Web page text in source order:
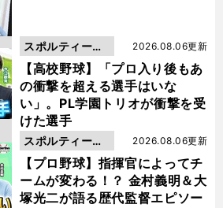
【高校野球】「プロ入り後もあ
の衝撃を超える選手はいな
い」。PL学園トリオが衝撃を受
けた選手
2026.08.06更新
スポルティーバ
動画
【プロ野球】指揮官によってチ
ームが変わる！？ 金村義明＆大
塚光二が語る歴代監督エピソー
2026.08.06更新
スポルティーバ
動画